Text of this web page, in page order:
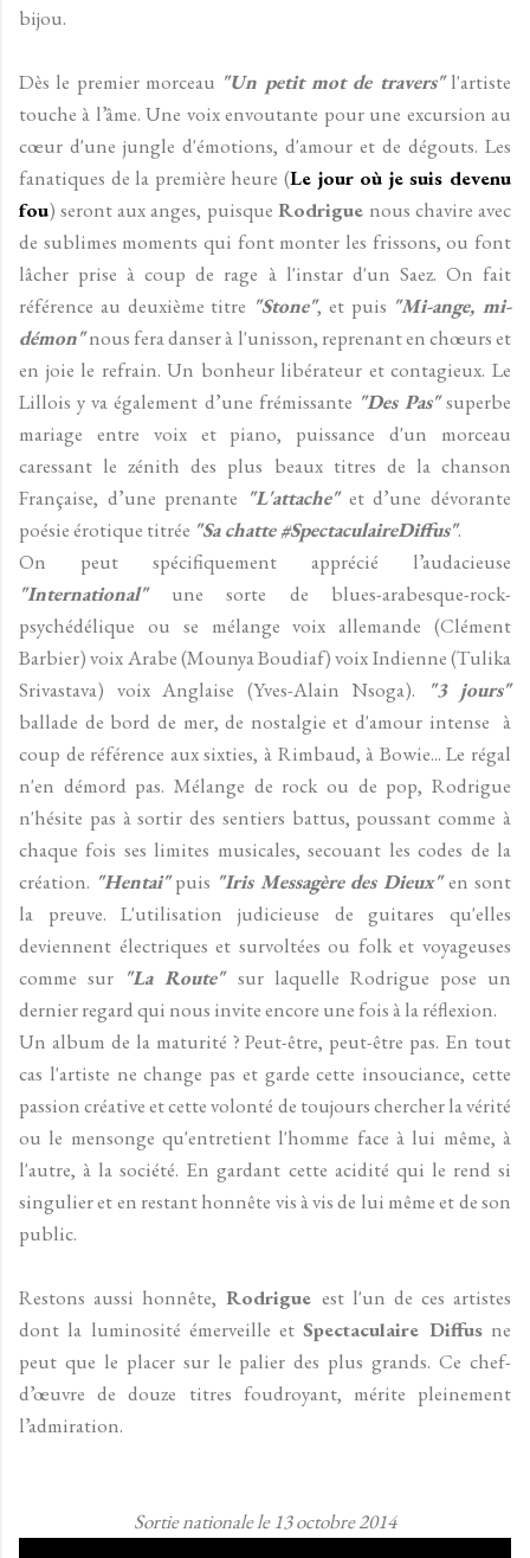
bijou.
Dès le premier morceau "Un petit mot de travers"l'artiste
touche à l’âme. Une voix envoutante pour une excursion au
cœur d'une jungle d'émotions, d'amour et de dégouts. Les
fanatiques de la première heure (Le jour où je suis devenu
fou) seront aux anges, puisque Rodrigue nous chavire avec
de sublimes moments qui font monter les frissons, ou font
lâcher prise à coup de rage à l'instar d'un Saez. On fait
référence au deuxième titre "Stone", et puis "Mi-ange, mi-
démon"nous fera danser à l'unisson, reprenant en chœurs et
en joie le refrain. Un bonheur libérateur et contagieux. Le
Lillois y va également d’une frémissante "Des Pas"superbe
mariage entre voix et piano, puissance d'un morceau
caressant le zénith des plus beaux titres de la chanson
Française, d’une prenante "L'attache"et d’une dévorante
poésie érotique titrée "Sa chatte #SpectaculaireDiffus".
On peut spécifiquement apprécié l’audacieuse
"International"une sorte de blues-arabesque-rock-
psychédélique ou se mélange voix allemande (Clément
Barbier) voix Arabe (Mounya Boudiaf) voix Indienne (Tulika
Srivastava) voix Anglaise (Yves-Alain Nsoga).
"3 jours"
ballade de bord de mer, de nostalgie et d'amour intense à
coup de référence aux sixties, à Rimbaud, à Bowie... Le régal
n'en démord pas. Mélange de rock ou de pop, Rodrigue
n'hésite pas à sortir des sentiers battus, poussant comme à
chaque fois ses limites musicales, secouant les codes de la
création. "Hentai"puis "Iris Messagère des Dieux"en sont
la preuve. L'utilisation judicieuse de guitares qu'elles
deviennent électriques et survoltées ou folk et voyageuses
comme sur "La Route" sur laquelle Rodrigue pose un
dernier regard qui nous invite encore une fois à la réflexion.
Un album de la maturité ? Peut-être, peut-être pas. En tout
cas l'artiste ne change pas et garde cette insouciance, cette
passion créative et cette volonté de toujours chercher la vérité
ou le mensonge qu'entretient l'homme face à lui même, à
l'autre, à la société. En gardant cette acidité qui le rend si
singulier et en restant honnête vis à vis de lui même et de son
public.
Restons aussi honnête, Rodrigue est l'un de ces artistes
dont la luminosité émerveille etSpectaculaire Diffusne
peut que le placer sur le palier des plus grands. Ce chef-
d’œuvre de douze titres foudroyant, mérite pleinement
l’admiration.
Sortie nationale le 13 octobre 2014